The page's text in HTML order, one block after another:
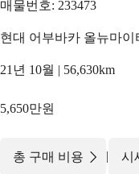
매물번호: 233473
현대 어부바카 올뉴마이
21년 10월 | 56,630km
5,650만원
총 구매 비용 | 시